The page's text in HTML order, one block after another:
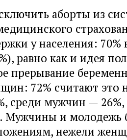
аборты из
у населения: 70%
равно как и идея
прерывание
72% считают
среди мужчин — 26%,
и молодежь
нежели